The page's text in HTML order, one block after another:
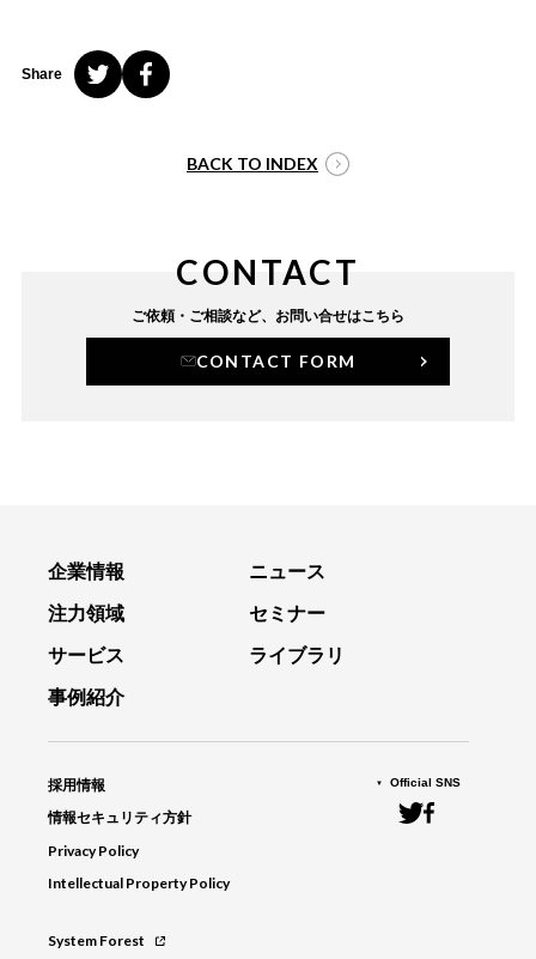
Share
BACK TO INDEX
CONTACT
ご依頼・ご相談など、 お問い合せはこちら
CONTACT FORM
企業情報
注力領域
サービス
事例紹介
ニュース
セミナー
ライブラリ
採用情報
情報セキュリティ方針
Privacy Policy
Intellectual Property Policy
System Forest
Official SNS